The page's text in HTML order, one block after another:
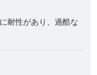
耐性があり、過酷な